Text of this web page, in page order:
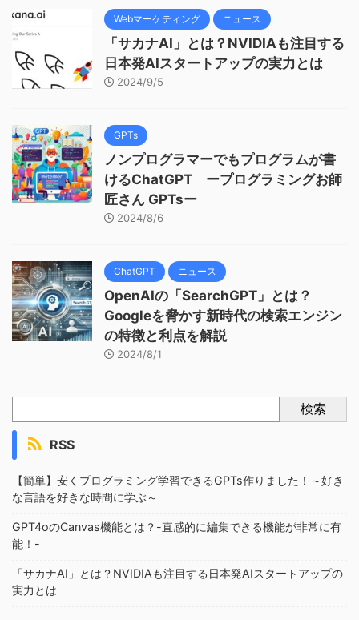
Webマーケティング ニュース
「サカナAI」とは？NVIDIAも注目する
日本発AIスタートアップの実力とは
2024/9/5
GPTs
ノンプログラマーでもプログラムが書
けるChatGPT ープログラミングお師
匠さん GPTsー
2024/8/6
ChatGPT ニュース
OpenAIの「SearchGPT」とは？
Googleを脅かす新時代の検索エンジン
の特徴と利点を解説
2024/8/1
検索
RSS
【簡単】安くプログラミング学習できるGPTs作りました！～好き
な言語を好きな時間に学ぶ～
GPT4oのCanvas機能とは？-直感的に編集できる機能が非常に有
能！-
「サカナAI」とは？NVIDIAも注目する日本発AIスタートアップの
実力とは